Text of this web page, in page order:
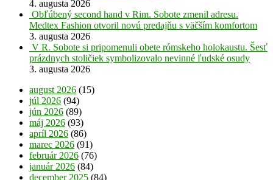
4. augusta 2026
Obľúbený second hand v Rim. Sobote zmenil adresu.
Medtex Fashion otvoril novú predajňu s väčším komfortom
3. augusta 2026
V R. Sobote si pripomenuli obete rómskeho holokaustu. Šesť
prázdnych stoličiek symbolizovalo nevinné ľudské osudy
3. augusta 2026
august 2026 (15)
júl 2026 (94)
jún 2026 (89)
máj 2026 (93)
apríl 2026 (86)
marec 2026 (91)
február 2026 (76)
január 2026 (84)
december 2025 (84)